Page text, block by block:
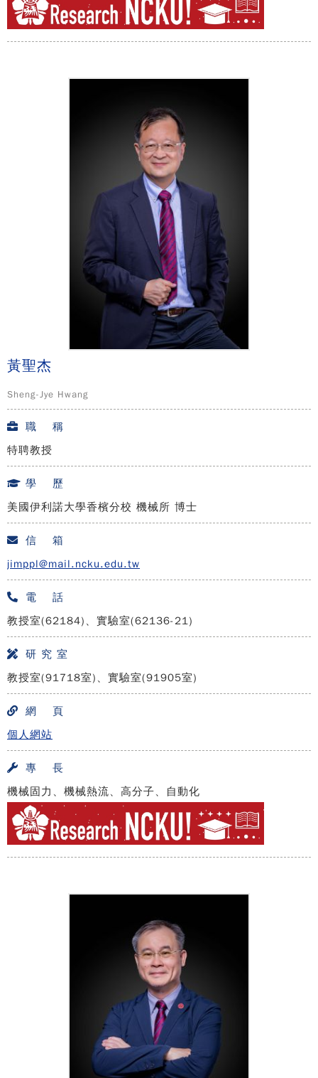
黃聖杰
Sheng-Jye Hwang
職 稱
特聘教授
學 歷
美國伊利諾大學香檳分校 機械所 博士
信 箱
jimppl@mail.ncku.edu.tw
電 話
教授室(62184)、實驗室(62136-21)
研 究 室
教授室(91718室)、實驗室(91905室)
網 頁
個人網站
專 長
機械固力、機械熱流、高分子、自動化